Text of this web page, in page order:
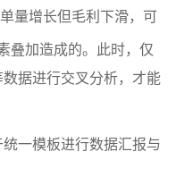
量增长但毛利下滑，可
叠加造成的。此时，仅
据进行交叉分析，才能
一模板进行数据汇报与